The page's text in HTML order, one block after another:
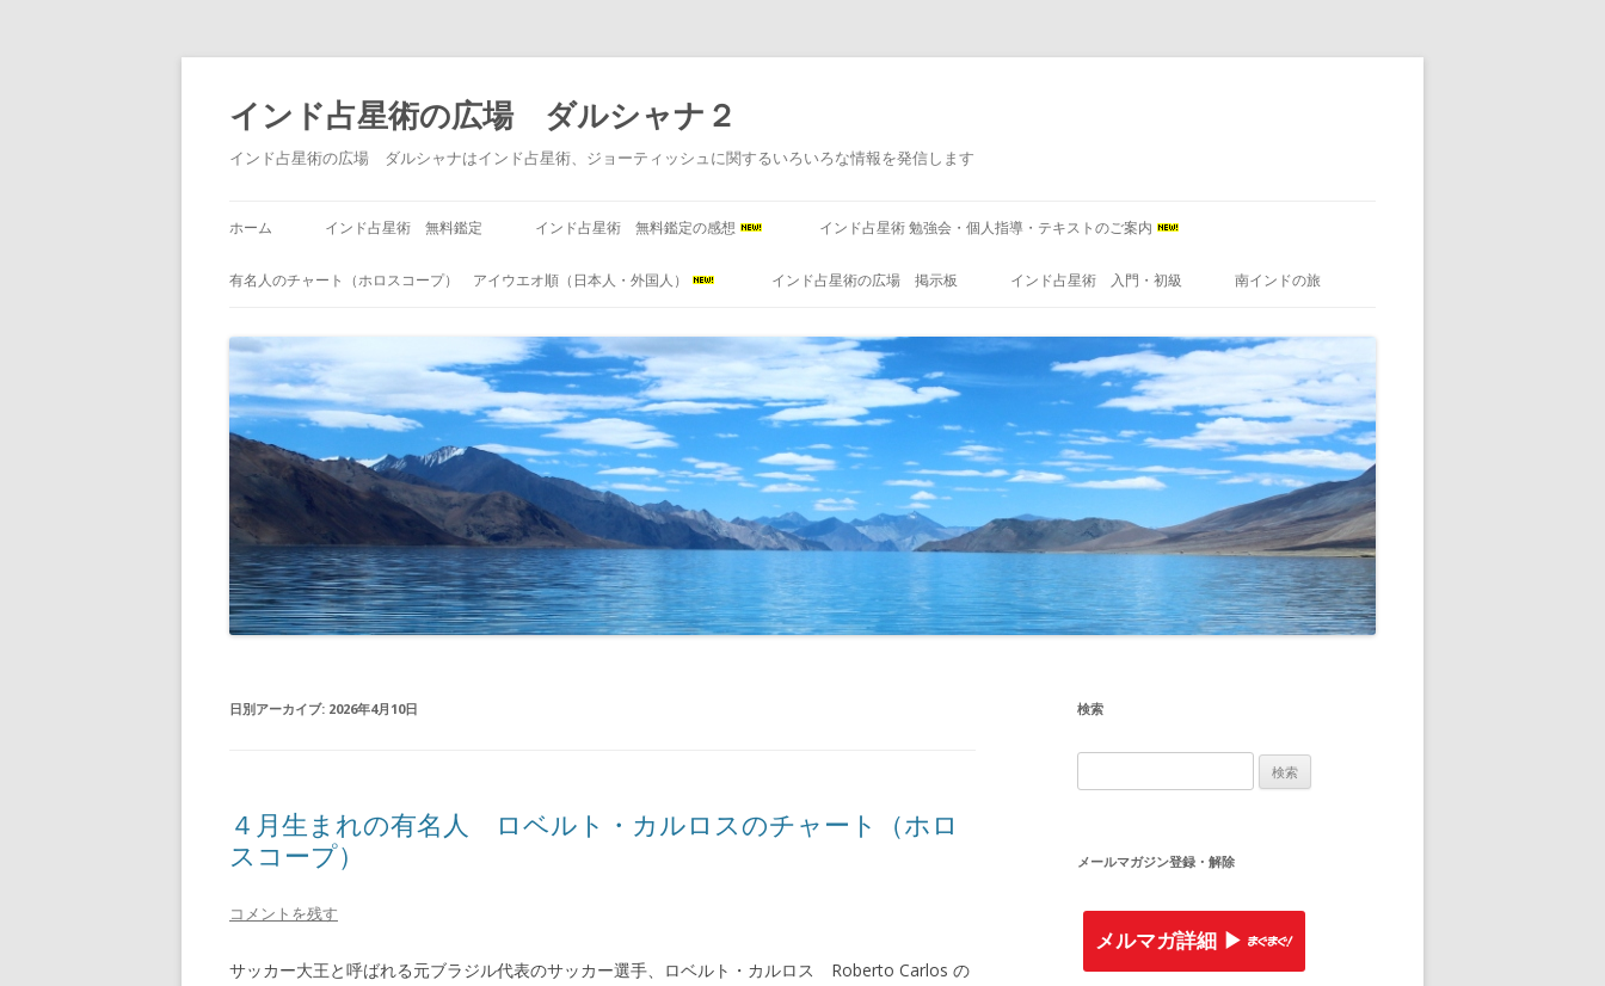
インド占星術の広場 ダルシャナ２
インド占星術の広場 ダルシャナはインド占星術、ジョーティッシュに関するいろいろな情報を発信します
ツ
へ
ッ
プ
ホーム インド占星術 無料鑑定 インド占星術 無料鑑定の感想 インド占星術 勉強会・個人指導・テキストのご案内
有名人のチャート（ホロスコープ） アイウエオ順（日本人・外国人） インド占星術の広場 掲示板 インド占星術 入門・初級 南インドの旅
日別アーカイブ: 2026年4月10日
４月生まれの有名人 ロベルト・カルロスのチャート（ホロ
スコープ）
コメントを残す
サッカー大王と呼ばれる元ブラジル代表のサッカー選手、ロベルト・カルロス Roberto Carlos の
検索
索
メールマガジン登録・解除
メルマガ詳細 ▶︎